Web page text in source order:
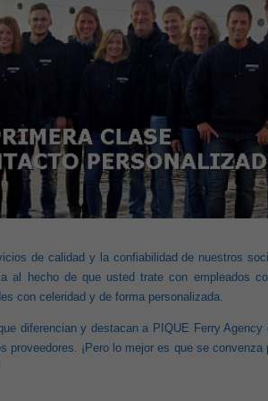
de calidad y la confiabilidad de nuestros
al hecho de que usted trate con empleados
con celeridad y de forma personalizada.
diferencian y destacan a PIQUE Ferry Agency
proveedores. ¡Pero lo mejor es que se